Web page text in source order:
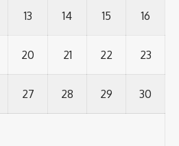
13 14 15 16
20 21 22 23
27 28 29 30